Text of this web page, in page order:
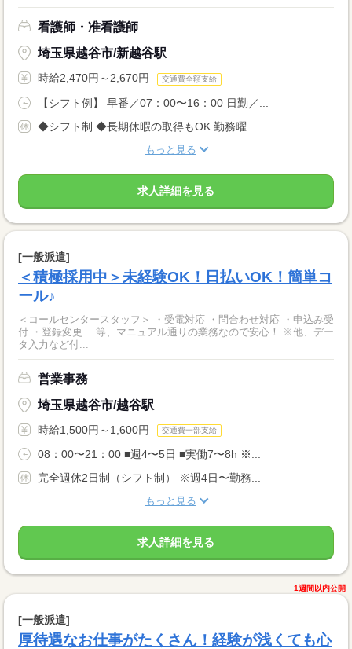
看護師・准看護師
埼玉県越谷市/新越谷駅
時給2,470円～2,670円 交通費全額支給
【シフト例】 早番／07：00〜16：00 日勤／...
◆シフト制 ◆長期休暇の取得もOK 勤務曜...
もっと見る
求人詳細を見る
[一般派遣]
＜積極採用中＞未経験OK！日払いOK！簡単コ
ール♪
＜コールセンタースタッフ＞ ・受電対応 ・問合わせ対応 ・申込み受
付 ・登録変更 …等、マニュアル通りの業務なので安心！ ※他、デー
タ入力など付...
営業事務
埼玉県越谷市/越谷駅
時給1,500円～1,600円 交通費一部支給
08：00〜21：00 ■週4〜5日 ■実働7〜8h ※...
完全週休2日制（シフト制） ※週4日〜勤務...
もっと見る
求人詳細を見る
1週間以内公開
[一般派遣]
厚待遇なお仕事がたくさん！経験が浅くても心